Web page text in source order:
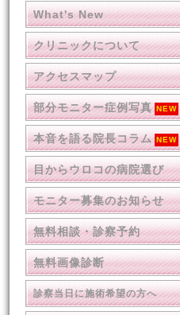
What's New
クリニックについて
アクセスマップ
部分モニター症例写真
本音を語る院長コラム
目からウロコの病院選び
モニター募集のお知らせ
無料相談・診察予約
無料画像診断
診察当日に施術希望の方へ